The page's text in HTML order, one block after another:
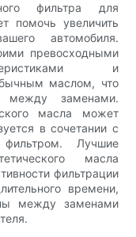
фильтра для
помочь увеличить
автомобиля.
превосходными
и
маслом, что
между заменами.
масла может
в сочетании с
Лучшие
масла
фильтрации
времени,
между заменами